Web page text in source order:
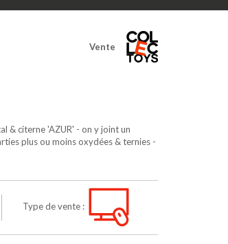
Vente
& citerne 'AZUR' - on y joint un
plus ou moins oxydées & ternies -
Type de vente :